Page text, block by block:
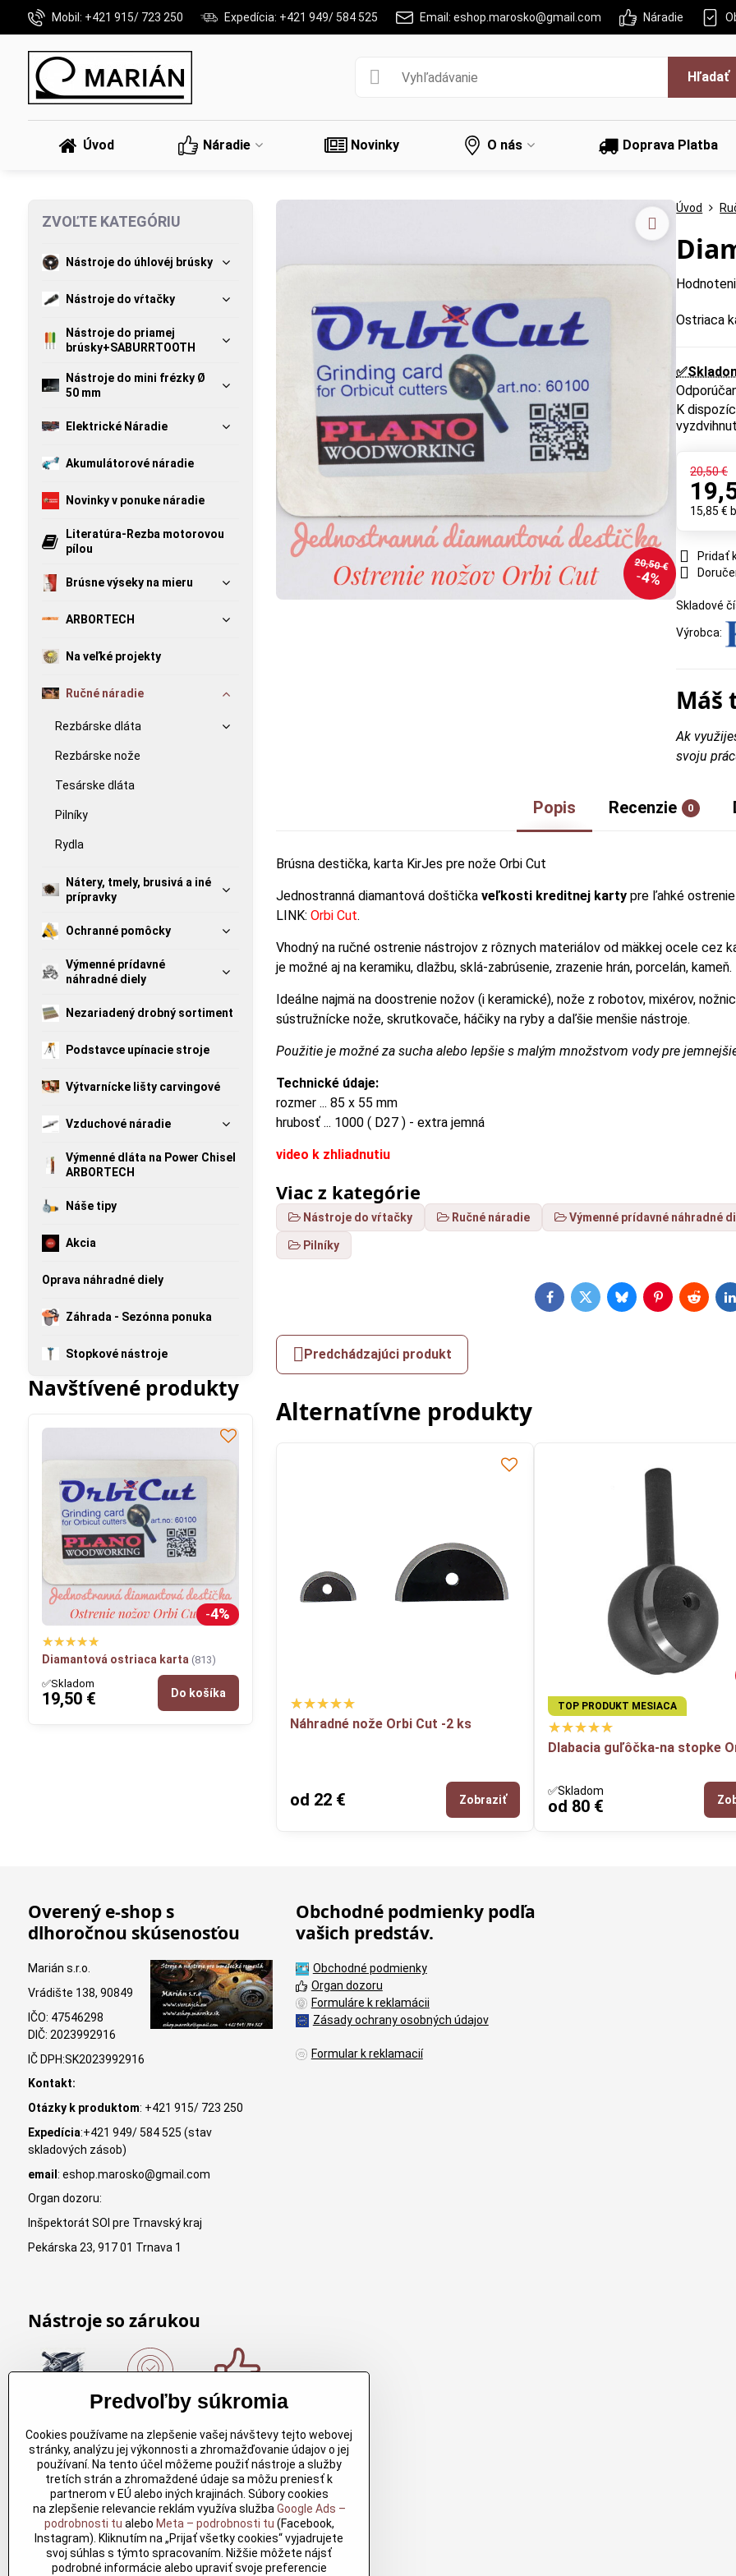
Mobil: +421 915/ 723 250 Expedícia: +421 949/ 584 525 Email: eshop.marosko@gmail.com Náradie
Hľadať
Úvod Náradie Novinky O nás Doprava Platba
20,50 €
4%
Úvod
Ostriaca
20,50 €
15,85 €
Pridať
Skladové
Výrobca:
Máš
Ak
svoju
Popis Recenzie 0
Brúsna destička, karta KirJes pre nože Orbi Cut
Jednostranná diamantová doštičkaveľkosti kreditnej karty pre ľahké
LINK: Orbi Cut.
Vhodný na ručné ostrenie nástrojov z rôznych materiálov od mäkkej ocele cez
je možné aj na keramiku, dlažbu, sklá-zabrúsenie, zrazenie hrán, porcelán, kameň.
Ideálne najmä na doostrenie nožov (i keramické), nože z robotov, mixérov,
sústružnícke nože, skrutkovače, háčiky na ryby a daľšie menšie nástroje.
Použitie je možné za sucha alebo lepšie s malým množstvom vody pre
Technické údaje:
rozmer ... 85 x 55 mm
hrubosť ... 1000 ( D27 ) - extra jemná
video k zhliadnutiu
Viac z kategórie
Nástroje do vŕtačky Ručné náradie Výmenné prídavné náhradné
Pilníky
FacebookTwitterBlueskyPinterestReddit
Predchádzajúci produkt
Alternatívne produkty
Náhradné nože Orbi Cut -2 ks
od 22 € Zobraziť
TOP PRODUKT MESIACA
Dlabacia guľôčka-na stopke
✅Skladom
od 80 €
ZVOĽTE KATEGÓRIU
Nástroje do úhlovéj brúsky
Nástroje do vŕtačky
Nástroje do priamej
brúsky+SABURRTOOTH
Nástroje do mini frézky Ø
50 mm
Elektrické Náradie
Akumulátorové náradie
Novinky v ponuke náradie
Literatúra-Rezba motorovou
pílou
Brúsne výseky na mieru
ARBORTECH
Na veľké projekty
Ručné náradie
Rezbárske dláta
Rezbárske nože
Tesárske dláta
Pilníky
Rydla
Nátery, tmely, brusivá a iné
prípravky
Ochranné pomôcky
Výmenné prídavné
náhradné diely
Nezariadený drobný sortiment
Podstavce upínacie stroje
Výtvarnícke lišty carvingové
Vzduchové náradie
Výmenné dláta na Power Chisel
ARBORTECH
Náše tipy
Akcia
Oprava náhradné diely
Záhrada - Sezónna ponuka
Stopkové nástroje
Navštívené produkty
4%
Diamantová ostriaca karta (813)
✅Skladom
19,50 € Do košíka
Overený e-shop s
dlhoročnou skúsenosťou
Marián s.r.o.
Vrádište 138, 90849
IČO: 47546298
DIČ: 2023992916
IČ DPH:SK2023992916
Kontakt:
Otázky k produktom: +421 915/ 723 250
Expedícia:+421 949/ 584 525 (stav
skladových zásob)
email : eshop.marosko@gmail.com
Organ dozoru:
Inšpektorát SOI pre Trnavský kraj
Pekárska 23, 917 01 Trnava 1
Obchodné podmienky podľa
vašich predstáv.
Obchodné podmienky
Organ dozoru
Formuláre k reklamácii
Zásady ochrany osobných údajov
Formular k reklamacií
Nástroje so zárukou
Nákup nad
Nákup nad
150€ a máte
dopravu
zdarma.
Produkty
skladom do
24h. Sú
doma.
Originálne
Arbortech
Každy
produkt je
vytvoreny
pre
konkretný
účel. Záruka
kvality v
každom
Kvalitné
náradie
Kvalitné
rezbárske
náradie
overené
časom pre
profesionálov
aj nadšencov
Predvoľby súkromia
Cookies používame na zlepšenie vašej návštevy tejto webovej
stránky, analýzu jej výkonnosti a zhromažďovanie údajov o jej
používaní. Na tento účel môžeme použiť nástroje a služby
tretích strán a zhromaždené údaje sa môžu preniesť k
partnerom v EÚ alebo iných krajinách. Súbory cookies
na zlepšenie relevancie reklám využíva služba Google Ads –
podrobnosti tu alebo Meta – podrobnosti tu (Facebook,
Instagram). Kliknutím na „Prijať všetky cookies“ vyjadrujete
svoj súhlas s týmto spracovaním. Nižšie môžete nájsť
podrobné informácie alebo upraviť svoje preferencie